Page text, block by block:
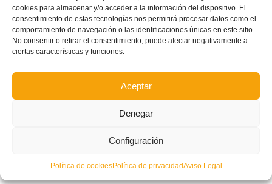
cookies para almacenar y/o acceder a la información del dispositivo. El
consentimiento de estas tecnologías nos permitirá procesar datos como el
comportamiento de navegación o las identificaciones únicas en este sitio.
No consentir o retirar el consentimiento, puede afectar negativamente a
ciertas características y funciones.
Aceptar
Denegar
Configuración
Política de cookiesPolítica de privacidadAviso Legal
Actualización